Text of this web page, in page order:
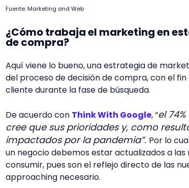
Fuente: Marketing and Web
¿Cómo trabaja el marketing en
de compra?
Aquí viene lo bueno, una estrategia de
del proceso de decisión de compra, con el
cliente durante la fase de búsqueda.
De acuerdo con Think With Google, “el
cree que sus prioridades y, como
impactados por la pandemia”. Por lo
un negocio debemos estar actualizados a
consumir, pues son el reflejo directo de las
approaching necesario.